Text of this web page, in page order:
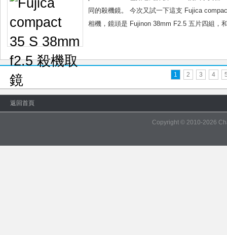
機
鏡
同的殺機鏡。 今次又試一下這支 Fujica
相機，鏡頭是 Fujinon 38mm F2.5 五片四組，
1 2 3 4
返回首頁
Copyright © 2010-2026